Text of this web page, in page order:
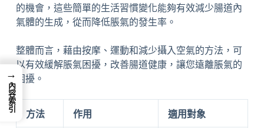
的機會，這些簡單的生活習慣變化能夠有效減少腸道內
氣體的生成，從而降低脹氣的發生率。
整體而言，藉由按摩、運動和減少攝入空氣的方法，可
以有效緩解脹氣困擾，改善腸道健康，讓您遠離脹氣的
困擾。
方法 作用 適用對象
→
內容索引